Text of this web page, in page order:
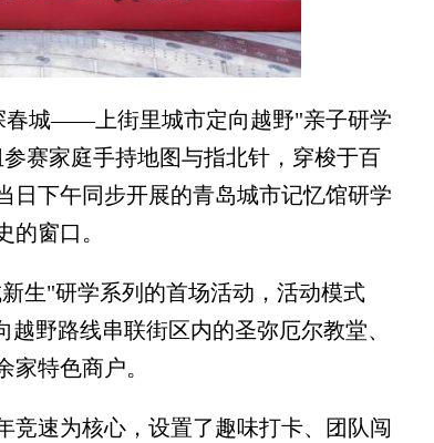
城——上街里城市定向越野"亲子研学
赛家庭手持地图与指北针，穿梭于百
日下午同步开展的青岛城市记忆馆研学
窗口。
"研学系列的首场活动，活动模式
野路线串联街区内的圣弥厄尔教堂、
家特色商户。
速为核心，设置了趣味打卡、团队闯